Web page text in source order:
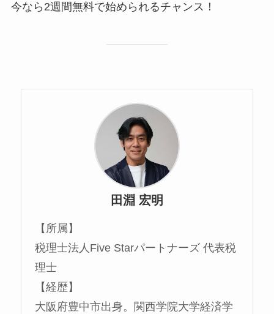
今なら2週間無料で始められるチャンス！
田淵 宏明
【所属】
税理士法人Five Starパートナーズ 代表税
理士
【経歴】
大阪府豊中市出身。関西学院大学経済学